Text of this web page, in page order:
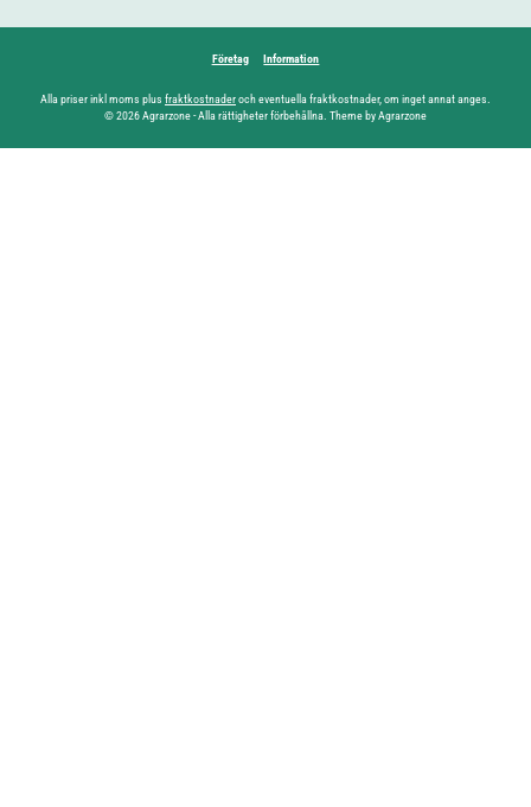
Företag Information
Alla priser inkl moms plus fraktkostnaderoch eventuella fraktkostnader, om inget annat anges.
© 2026 Agrarzone - Alla rättigheter förbehållna. Theme by Agrarzone